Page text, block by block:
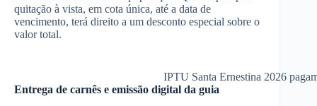
quitação à vista, em cota única, até a data de
vencimento, terá direito a um desconto especial sobre o
valor total.
IPTU Santa Ernestina 2026
Entrega de carnês e emissão digital da guia